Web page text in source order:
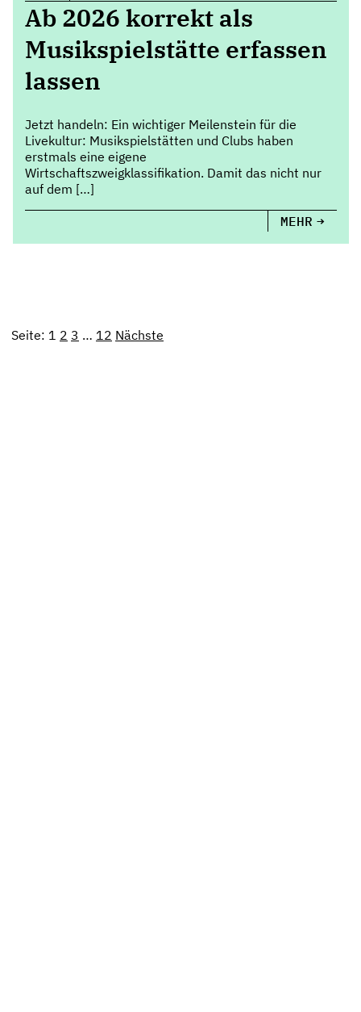
Ab 2026 korrekt als
Musikspielstätte erfassen
lassen
Jetzt handeln: Ein wichtiger Meilenstein für die
Livekultur: Musikspielstätten und Clubs haben
erstmals eine eigene
Wirtschaftszweigklassifikation. Damit das nicht nur
auf dem […]
MEHR
Seite: 1 2 3 … 12 Nächste